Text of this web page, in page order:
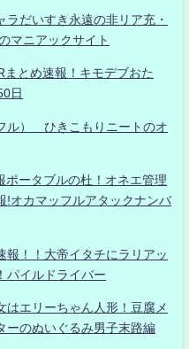
だいすき永遠の非リア充・
マニアックサイト
とめ速報！キモデブおた
日
ル） ひきこもりニートのオ
ポータブルの杜！オネエ管理
!オカマッフルアタックナンバ
報！！大帝イタチにラリアッ
パイルドライバー
エリーちゃん人形！豆腐メ
ーのぬいぐるみ男子末路編